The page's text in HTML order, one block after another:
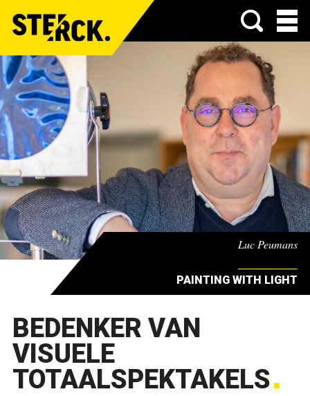
Menu
Luc Peumans
PAINTING WITH LIGHT
BEDENKER VAN
VISUELE
TOTAALSPEKTAKELS